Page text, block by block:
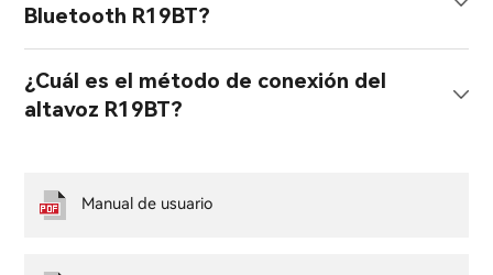
Bluetooth R19BT?
¿Cuál es el método de conexión del
altavoz R19BT?
Manual de usuario